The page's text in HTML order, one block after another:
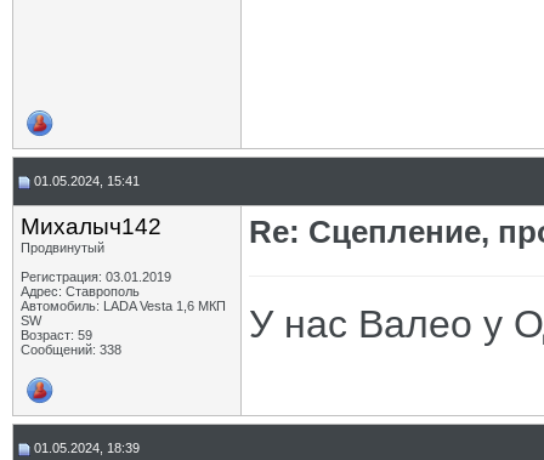
01.05.2024, 15:41
Михалыч142
Продвинутый
Регистрация: 03.01.2019
Адрес: Ставрополь
Автомобиль: LADA Vesta 1,6 МКП
SW
Возраст: 59
Сообщений: 338
Re: Сцепление,
У нас Валео у
01.05.2024, 18:39